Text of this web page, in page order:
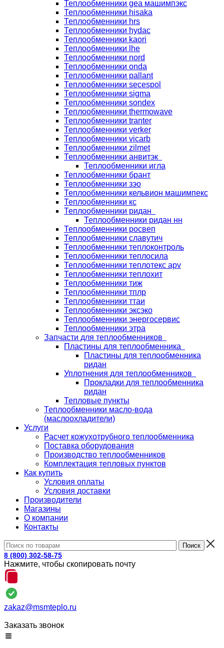
Теплообменники gea машимпэкс
Теплообменники hisaka
Теплообменники hrs
Теплообменники hydac
Теплообменники kaori
Теплообменники lhe
Теплообменники nord
Теплообменники onda
Теплообменники pallant
Теплообменники secespol
Теплообменники sigma
Теплообменники sondex
Теплообменники thermowave
Теплообменники tranter
Теплообменники verker
Теплообменники vicarb
Теплообменники zilmet
Теплообменники анвитэк
Теплообменники игла
Теплообменники брант
Теплообменники зэо
Теплообменники кельвион машимпекс
Теплообменники кс
Теплообменники ридан
Теплообменники ридан нн
Теплообменники росвеп
Теплообменники славутич
Теплообменники теплоконтроль
Теплообменники теплосила
Теплообменники теплотекс apv
Теплообменники теплохит
Теплообменники тиж
Теплообменники тплр
Теплообменники ттаи
Теплообменники эксэко
Теплообменники энергосервис
Теплообменники этра
Запчасти для теплообменников
Пластины для теплообменника
Пластины для теплообменника
ридан
Уплотнения для теплообменников
Прокладки для теплообменника
ридан
Тепловые пункты
Теплообменники масло-вода
(маслоохладители)
Услуги
Расчет кожухотрубного теплообменника
Поставка оборудования
Производство теплообменников
Комплектация тепловых пунктов
Как купить
Условия оплаты
Условия доставки
Производители
Магазины
О компании
Контакты
8 (800) 302-58-75
Нажмите, чтобы скопировать почту
zakaz@msmteplo.ru
Заказать звонок